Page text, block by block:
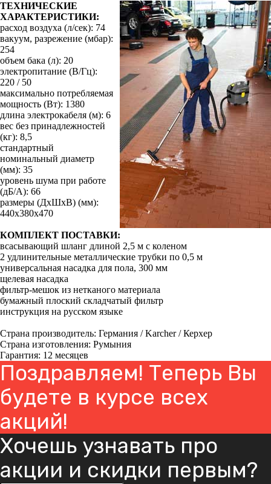
ТЕХНИЧЕСКИЕ
ХАРАКТЕРИСТИКИ:
расход воздуха (л/сек): 74
вакуум, разрежение (мбар):
254
объем бака (л): 20
электропитание (В/Гц):
220 / 50
максимально потребляемая
мощность (Вт): 1380
длина электрокабеля (м): 6
вес без принадлежностей
(кг): 8,5
стандартный
номинальный диаметр
(мм): 35
уровень шума при работе
(дБ/А): 66
размеры (ДхШхВ) (мм):
440х380х470
КОМПЛЕКТ ПОСТАВКИ:
всасывающий шланг длиной 2,5 м с коленом
2 удлинительные металлические трубки по 0,5 м
универсальная насадка для пола, 300 мм
щелевая насадка
фильтр-мешок из нетканого материала
бумажный плоский складчатый фильтр
инструкция на русском языке
Страна производитель: Германия / Karcher / Керхер
Страна изготовления: Румыния
Гарантия: 12 месяцев
Поздравляем! Теперь Вы
будете в курсе всех
акций!
Хочешь узнавать про
акции и скидки первым?